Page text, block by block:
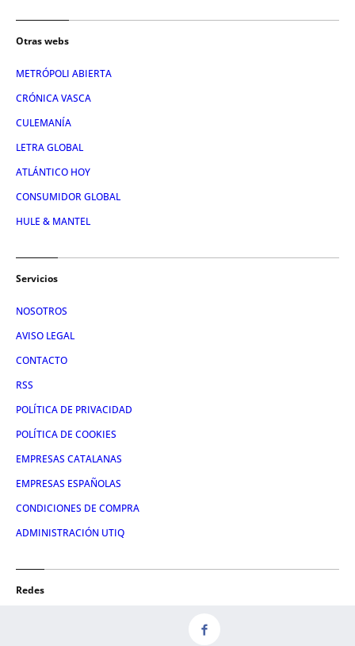
Otras webs
METRÓPOLI ABIERTA
CRÓNICA VASCA
CULEMANÍA
LETRA GLOBAL
ATLÁNTICO HOY
CONSUMIDOR GLOBAL
HULE & MANTEL
Servicios
NOSOTROS
AVISO LEGAL
CONTACTO
RSS
POLÍTICA DE PRIVACIDAD
POLÍTICA DE COOKIES
EMPRESAS CATALANAS
EMPRESAS ESPAÑOLAS
CONDICIONES DE COMPRA
ADMINISTRACIÓN UTIQ
Redes